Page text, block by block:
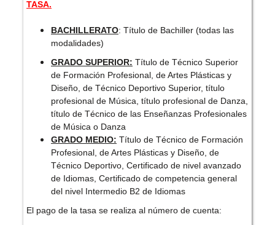
TASA.
BACHILLERATO: Título de Bachiller (todas las
modalidades)
GRADO SUPERIOR: Título de Técnico Superior
de Formación Profesional, de Artes Plásticas y
Diseño, de Técnico Deportivo Superior, título
profesional de Música, título profesional de Danza,
título de Técnico de las Enseñanzas Profesionales
de Música o Danza
GRADO MEDIO: Título de Técnico de Formación
Profesional, de Artes Plásticas y Diseño, de
Técnico Deportivo, Certificado de nivel avanzado
de Idiomas, Certificado de competencia general
del nivel Intermedio B2 de Idiomas
El pago de la tasa se realiza al número de cuenta: